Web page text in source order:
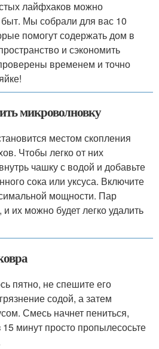
лайфхаков можно
быт. Мы собрали для вас 10
помогут содержать дом в
и сэкономить
временем и точно
микроволновку
местом скопления
Чтобы легко от них
чашку с водой и добавьте
сока или уксуса. Включите
мощности. Пар
и их можно будет легко удалить
пятно, не спешите его
содой, а затем
Смесь начнет пениться,
минут просто пропылесосьте